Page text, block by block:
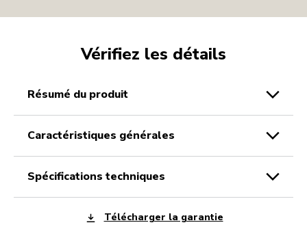
Vérifiez les détails
résumé du produit
caractéristiques générales
spécifications techniques
Télécharger la garantie